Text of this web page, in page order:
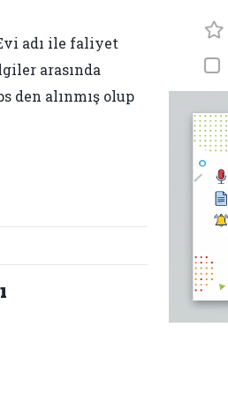
adı ile faliyet
arasında
den alınmış olup